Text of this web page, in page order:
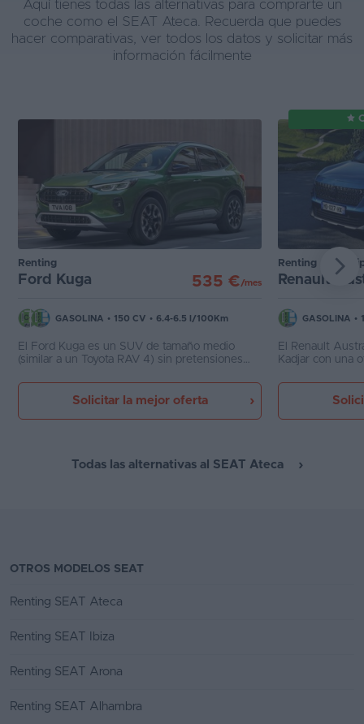
Aquí tienes todas las alternativas para comprarte un
coche como el SEAT Ateca. Recuerda que puedes
hacer comparativas, ver todos los datos y solicitar más
información fácilmente
Renting
Ford Kuga 535 €/mes
GASOLINA • 150 CV • 6.4-6.5 l/100Km
El Ford Kuga es un SUV de tamaño medio
(similar a un Toyota RAV 4) sin pretensiones
de 5 puertas y 5 plazas, y existe en versiones
de dos y cuatro ruedas motrices, con motores
Solicitar la mejor oferta
Renting /
Renault
GASOLINA •
El Renault
Kadjar con una
ambiental ECO
que se
Todas las alternativas al SEAT Ateca
OTROS MODELOS SEAT
Renting SEAT Ateca
Renting SEAT Ibiza
Renting SEAT Arona
Renting SEAT Alhambra